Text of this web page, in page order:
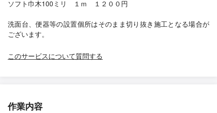
ソフト巾木100ミリ １ｍ １２００円
洗面台、便器等の設置個所はそのまま切り抜き施工となる場合が
ございます。
このサービスについて質問する
作業内容